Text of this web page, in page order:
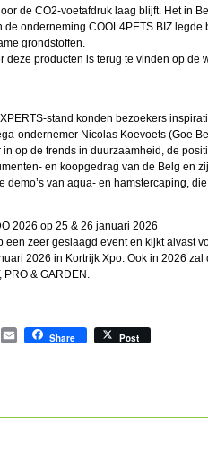
de CO2-voetafdruk laag blijft. Het in
de onderneming COOL4PETS.BIZ
grondstoffen.
deze producten is terug te vinden op de
stand konden bezoekers
ondernemer Nicolas Koevoets (Goe
op de trends in duurzaamheid, de
en koopgedrag van de Belg en
demo’s van aqua- en hamstercaping,
2026 op 25 & 26 januari 2026
een zeer geslaagd event en kijkt alvast
2026 in Kortrijk Xpo. Ook in 2026
PRO & GARDEN.
WhatsApp
EmailShare Post